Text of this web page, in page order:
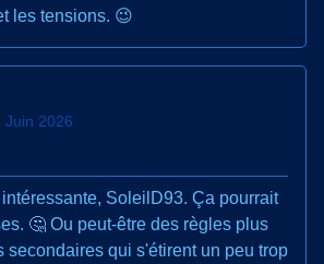
les tensions. 😉
Juin 2026
SoleilD93. Ça pourrait
🤔 Ou peut-être des règles plus
secondaires qui s'étirent un peu trop